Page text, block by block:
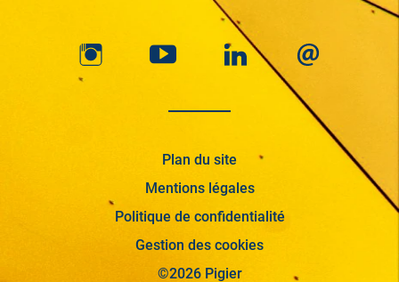
Plan du site
Mentions légales
Politique de confidentialité
Gestion des cookies
©2026 Pigier